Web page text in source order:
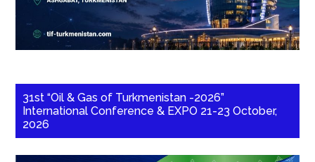
31st “Oil & Gas of Turkmenistan -2026”
International Conference & EXPO 21-23 October,
2026